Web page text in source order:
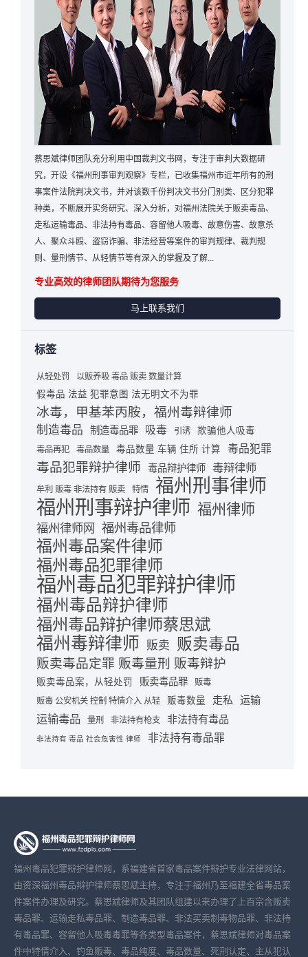
蔡思斌律师团队充分利用中国裁判文书网，专注于审判大数据研
究，开设《福州刑事审判观察》专栏，已收集福州市近年所有的刑
事案件法院判决文书，并对该数千份判决文书分门别类、区分犯罪
种类，不断展开实务研究、深入分析，对福州法院关于贩卖毒品、
走私运输毒品、非法持有毒品、容留他人吸毒、故意伤害、故意杀
人、聚众斗殴、盗窃诈骗、非法经营等案件的审判规律、裁判规
则、量刑情节、从轻情节等有深入的掌握及了解...
专业高效的律师团队期待为您服务
马上联系我们
标签
从轻处罚 以贩养吸 毒品 贩卖 数量计算
假毒品 法益 犯罪意图 法无明文不为罪
冰毒，甲基苯丙胺，福州毒辩律师
制造毒品 制造毒品罪 吸毒 引诱 欺骗他人吸毒
毒品再犯 毒品数量 毒品数量 车辆 住所 计算 毒品犯罪
毒品犯罪辩护律师 毒品辩护律师 毒辩律师
牟利 贩毒 非法持有 贩卖 特情 福州刑事律师
福州刑事辩护律师 福州律师
福州律师网 福州毒品律师
福州毒品案件律师
福州毒品犯罪律师
福州毒品犯罪辩护律师
福州毒品辩护律师
福州毒品辩护律师蔡思斌
福州毒辩律师 贩卖 贩卖毒品
贩卖毒品定罪 贩毒量刑 贩毒辩护
贩卖毒品案，从轻处罚 贩卖毒品罪
贩毒
贩毒 公安机关 控制 特情介入 从轻
贩毒数量 走私 运输
运输毒品 量刑 非法持有枪支 非法持有毒品
非法持有 毒品 社会危害性 律师 非法持有毒品罪
福州毒品犯罪辩护律师网，系福建省首家毒品案件辩护专业法律网站，
由资深福州毒品辩护律师蔡思斌主持，专注于福州乃至福建全省毒品案
件案件办理及研究。蔡思斌律师及其团队组建以来办理了上百宗含贩卖
毒品罪、运输走私毒品罪、制造毒品罪、非法买卖制毒物品罪、非法持
有毒品罪、容留他人吸毒毒罪等各类型毒品案件，蔡思斌律师对毒品案
件中特情介入、钓鱼贩毒、毒品纯度、毒品数量、死刑认定、主从犯认